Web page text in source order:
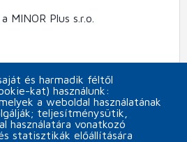
MINOR Plus s.r.o.
és harmadik féltől
kat) használunk:
a weboldal használatának
teljesítménysütik,
használatára vonatkozó
statisztikák előállítására